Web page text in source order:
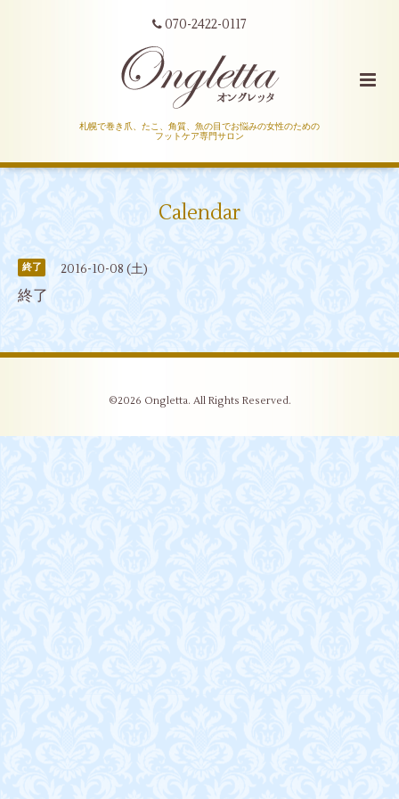
070-2422-0117
札幌で巻き爪、たこ、角質、魚の目でお悩みの女性のための
フットケア専門サロン
Calendar
終了 2016-10-08 (土)
終了
©2026 Ongletta. All Rights Reserved.